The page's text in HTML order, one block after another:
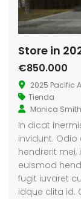
Store in
€850.000
2025 Pacific
Tienda
Monica
In dicat
invidunt.
hendrerit
euismod
fugit iuvaret
idque clita id.